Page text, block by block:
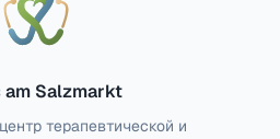
am Salzmarkt
терапевтической и